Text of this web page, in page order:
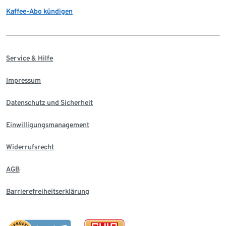
Kaffee-Abo kündigen
Service & Hilfe
Impressum
Datenschutz und Sicherheit
Einwilligungsmanagement
Widerrufsrecht
AGB
Barrierefreiheitserklärung